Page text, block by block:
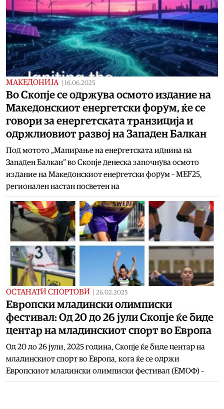
МАКЕДОНИЈА 16.06.2025
Во Скопје се одржува осмото издание на
Македонскиот енергетски форум, ќе се
говори за енергетската транзиција и
одржлиовиот развој на Западен Балкан
Под мотото „Мапирање на енергетската иднина на
Западен Балкан“ во Скопје денеска започнува осмото
издание на Македонскиот енергетски форум – MEF25,
регионален настан посветен на
ОСТАНАТИ СПОРТОВИ 26.02.2025
Европски младински олимписки
фестивал: Од 20 до 26 јули Скопје ќе биде
центар на младинскиот спорт во Европа
Од 20 до 26 јули, 2025 година, Скопје ќе биде центар на
младинскиот спорт во Европа, кога ќе се одржи
Европскиот младински олимписки фестивал (ЕМОФ) –